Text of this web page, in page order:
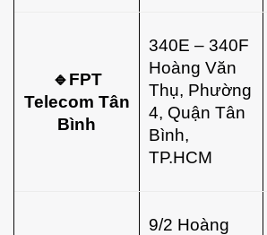
🔹FPT
Telecom Tân
Bình
340E – 340F
Hoàng Văn
Thụ, Phường
4, Quận Tân
Bình,
TP.HCM
9/2 Hoàng